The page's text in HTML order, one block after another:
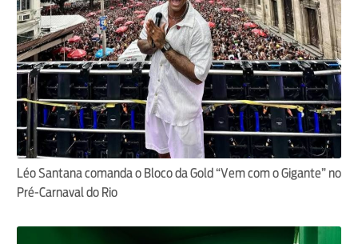
Léo Santana comanda o Bloco da Gold “Vem com o Gigante” no
Pré-Carnaval do Rio